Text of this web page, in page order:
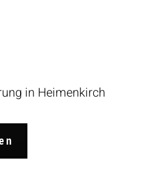
in Heimenkirch